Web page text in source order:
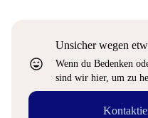
sentiment_very_satisfied
Unsicher wegen
Wenn du Bedenken
sind wir hier, um zu